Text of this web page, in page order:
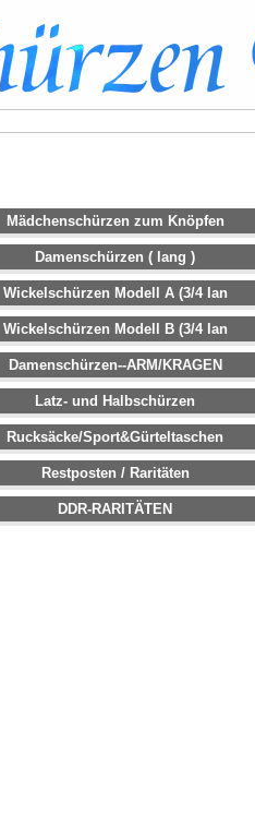
Mädchenschürzen zum Knöpfen
Damenschürzen ( lang )
Wickelschürzen Modell A (3/4 lan
Wickelschürzen Modell B (3/4 lan
Damenschürzen--ARM/KRAGEN
Latz- und Halbschürzen
Rucksäcke/Sport&Gürteltaschen
Restposten / Raritäten
DDR-RARITÄTEN